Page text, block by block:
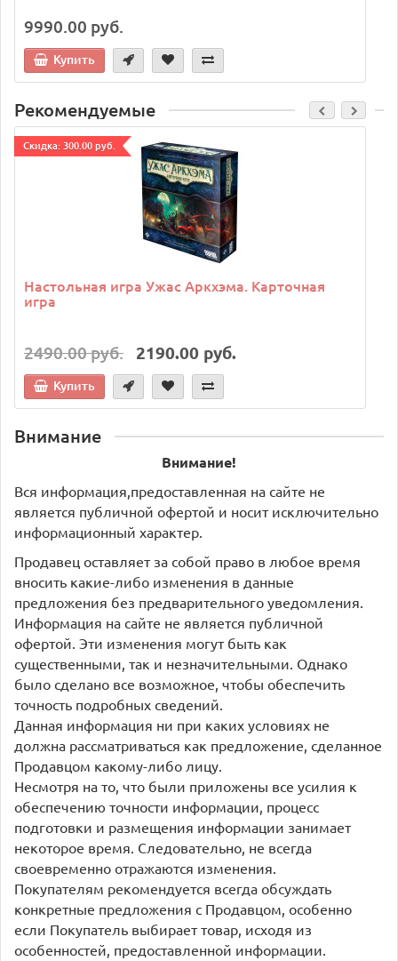
9990.00 руб.
Купить
Рекомендуемые
Cкидка: 300.00 руб.
Настольная игра Ужас Аркхэма. Карточная
игра
2490.00 руб. 2190.00 руб.
Купить
Внимание
Внимание!
Вся информация,предоставленная на сайте не
является публичной офертой и носит исключительно
информационный характер.
Продавец оставляет за собой право в любое время
вносить какие-либо изменения в данные
предложения без предварительного уведомления.
Информация на сайте не является публичной
офертой. Эти изменения могут быть как
существенными, так и незначительными. Однако
было сделано все возможное, чтобы обеспечить
точность подробных сведений.
Данная информация ни при каких условиях не
должна рассматриваться как предложение, сделанное
Продавцом какому-либо лицу.
Несмотря на то, что были приложены все усилия к
обеспечению точности информации, процесс
подготовки и размещения информации занимает
некоторое время. Следовательно, не всегда
своевременно отражаются изменения.
Покупателям рекомендуется всегда обсуждать
конкретные предложения с Продавцом, особенно
если Покупатель выбирает товар, исходя из
особенностей, предоставленной информации.